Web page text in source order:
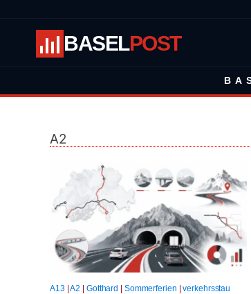
BASELPOST
A2
A13|A2 | Gotthard | Sommerferien |verkehrsstau